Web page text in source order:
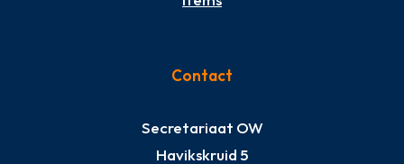
Contact
Secretariaat OW
Havikskruid 5